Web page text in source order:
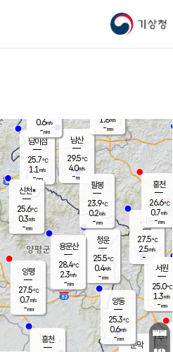
기상청
문막
남이섬
25.7℃
1.1 m/s
-mm
남산
29.5℃
4.0m/s
-mm
청운
25.5℃
0.4m/s
-mm
팔봉
23.9℃
0.2m/s
-mm
양동
25.3℃
0.6m/s
-mm
0.6m/s
-mm
신천*
25.6℃
0.3m/s
-mm
흥천
시동
27.5℃
2.5m/s
- mm
서원
25.0℃
1.3m/s
-mm
용문산
28.4℃
2.3m/s
-mm
홍천
26.6℃
0.7m/s
-mm
양평
27.5℃
0.7m/s
-mm
1.8m/s
-mm